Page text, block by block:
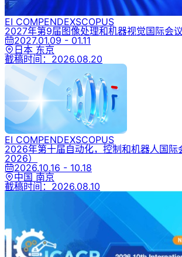
EI COMPENDEXSCOPUS
2027年第9届图像处理和机器视觉国际会议
2027.01.09 - 01.11
日本 东京
截稿时间： 2026.08.20
EI COMPENDEXSCOPUS
2026年第十届自动化，控制和机器人国际
2026）
2026.10.16 - 10.18
中国 南京
截稿时间： 2026.08.10